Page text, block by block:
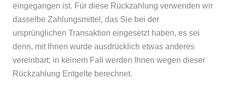
eingegangen ist. Für diese Rückzahlung verwenden wir
dasselbe Zahlungsmittel, das Sie bei der
ursprünglichen Transaktion eingesetzt haben, es sei
denn, mit Ihnen wurde ausdrücklich etwas anderes
vereinbart; in keinem Fall werden Ihnen wegen dieser
Rückzahlung Entgelte berechnet.